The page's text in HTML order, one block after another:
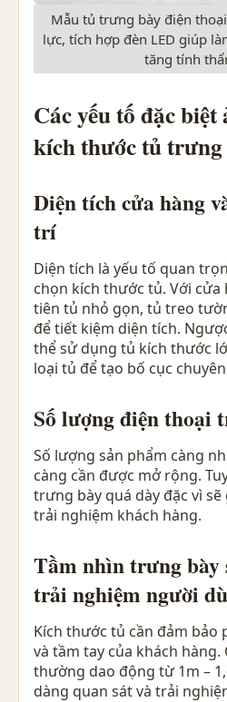
Mẫu tủ trưng bày điện
lực, tích hợp đèn LED giúp
tăng tính
Các yếu tố đặc
kích thước tủ
Diện tích cửa hàng
trí
Diện tích là yếu tố quan
chọn kích thước tủ. Với cửa
tiên tủ nhỏ gọn, tủ treo
để tiết kiệm diện tích.
thể sử dụng tủ kích thước
loại tủ để tạo bố cục
Số lượng điện thoại
Số lượng sản phẩm càng
càng cần được mở rộng.
trưng bày quá dày đặc vì
trải nghiệm khách hàng.
Tầm nhìn trưng bày
trải nghiệm người
Kích thước tủ cần đảm bảo
và tầm tay của khách hàng.
thường dao động từ 1m –
dàng quan sát và trải